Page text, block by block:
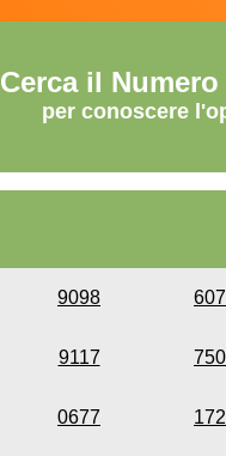
Cerca il Numero
per conoscere
9098
9117
0677